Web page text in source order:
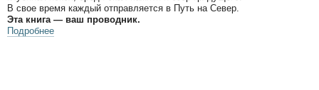
В свое время каждый отправляется в Путь на Север.
Эта книга — ваш проводник.
Подробнее